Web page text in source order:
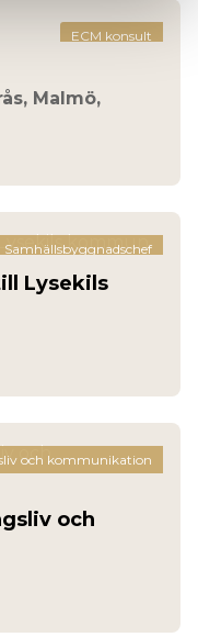
ECM konsult
Malmö,
Samhällsbyggnadschef
Lysekils
och kommunikation
och